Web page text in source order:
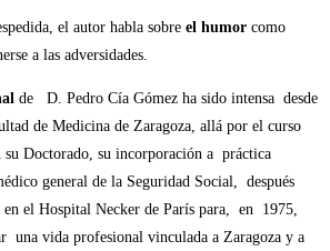
el autor habla sobre el humor como
a las adversidades.
de D. Pedro Cía Gómez ha sido intensa desde
de Medicina de Zaragoza, allá por el curso
Doctorado, su incorporación a práctica
general de la Seguridad Social, después
en el Hospital Necker de París para, en 1975,
una vida profesional vinculada a Zaragoza y a